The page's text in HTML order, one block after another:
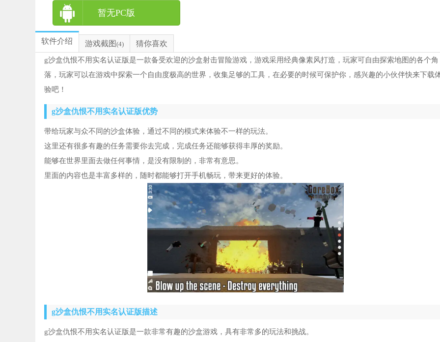
暂无PC版
软件介绍 游戏截图 (4) 猜你喜欢
g沙盒仇恨不用实名认证版是一款备受欢迎的沙盒射击冒险游戏，游戏采用经典像素风打造，玩家可自由探索地图的各个角
落，玩家可以在游戏中探索一个自由度极高的世界，收集足够的工具，在必要的时候可保护你，感兴趣的小伙伴快来下载
验吧！
g沙盒仇恨不用实名认证版优势
带给玩家与众不同的沙盒体验，通过不同的模式来体验不一样的玩法。
这里还有很多有趣的任务需要你去完成，完成任务还能够获得丰厚的奖励。
能够在世界里面去做任何事情，是没有限制的，非常有意思。
里面的内容也是丰富多样的，随时都能够打开手机畅玩，带来更好的体验。
g沙盒仇恨不用实名认证版描述
g沙盒仇恨不用实名认证版是一款非常有趣的沙盒游戏，具有非常多的玩法和挑战。